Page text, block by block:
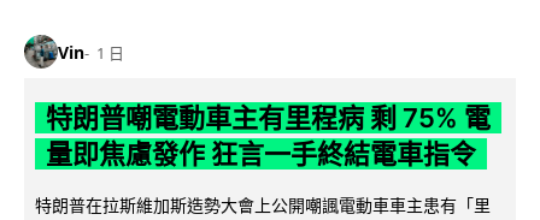
Vin 1 日
特朗普嘲電動車主有里程病 剩 75% 電
量即焦慮發作 狂言一手終結電車指令
特朗普在拉斯維加斯造勢大會上公開嘲諷電動車車主患有「里